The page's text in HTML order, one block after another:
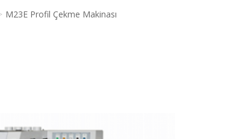
M23E Profil Çekme Makinası